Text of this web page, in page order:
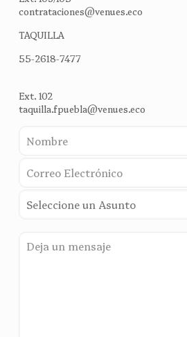
contrataciones@venues.eco
TAQUILLA
55-2618-7477
Ext. 102
taquilla.fpuebla@venues.eco